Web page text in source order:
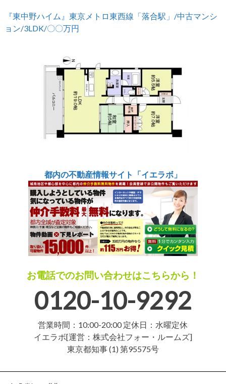
『東中野ハイム』東京メトロ東西線「落合駅」/中古マンシ
ョン/3LDK/〇〇万円
都内の不動産情報サイト「イエラボ」
お電話でのお問い合わせはこちらから！
0120-10-9292
営業時間：10:00-20:00 定休日：水曜定休
イエラボ[運営：株式会社フォー・ルームズ]
東京都知事 (1) 第95575号